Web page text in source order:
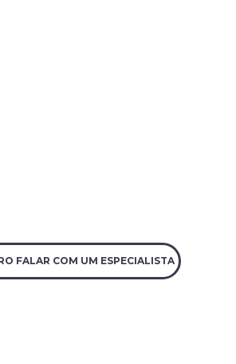
FALAR COM UM ESPECIALISTA